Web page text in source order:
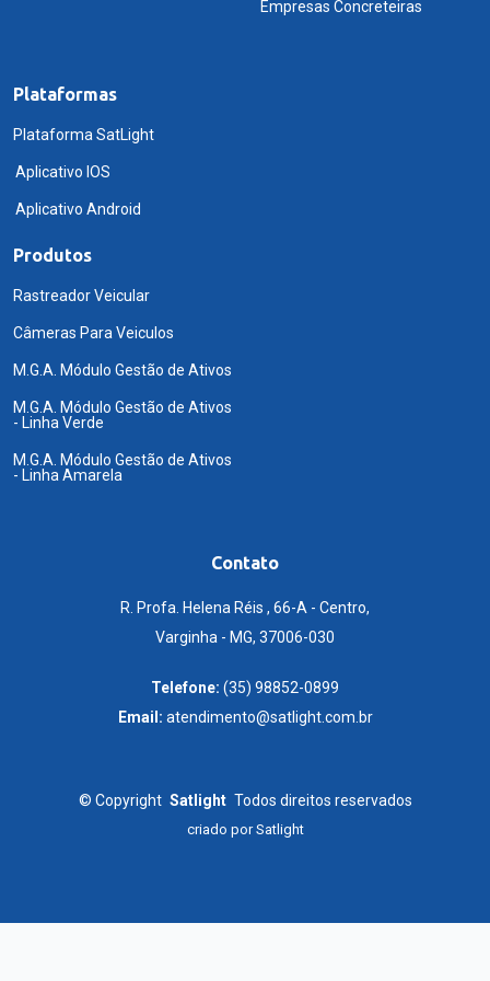
Empresas Concreteiras
Plataformas
Plataforma SatLight
Aplicativo IOS
Aplicativo Android
Produtos
Rastreador Veicular
Câmeras Para Veiculos
M.G.A. Módulo Gestão de Ativos
M.G.A. Módulo Gestão de Ativos
- Linha Verde
M.G.A. Módulo Gestão de Ativos
- Linha Amarela
Contato
R. Profa. Helena Réis , 66-A - Centro,
Varginha - MG, 37006-030
Telefone: (35) 98852-0899
Email: atendimento@satlight.com.br
© Copyright Satlight Todos direitos reservados
criado porSatlight